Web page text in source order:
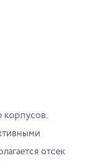
корпусов.
отсек